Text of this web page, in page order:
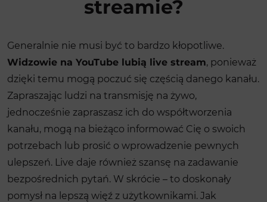
streamie?
Generalnie nie musi być to bardzo kłopotliwe.
Widzowie na YouTube lubią live stream, ponieważ
dzięki temu mogą poczuć się częścią danego kanału.
Zapraszając ludzi na transmisję na żywo,
jednocześnie zapraszasz ich do współtworzenia
kanału, mogą na bieżąco informować Cię o swoich
potrzebach lub prosić o wprowadzenie pewnych
ulepszeń. Live daje również szansę na zadawanie
bezpośrednich pytań. W skrócie – to doskonały
pomysł na lepszą więź z użytkownikami. Jak